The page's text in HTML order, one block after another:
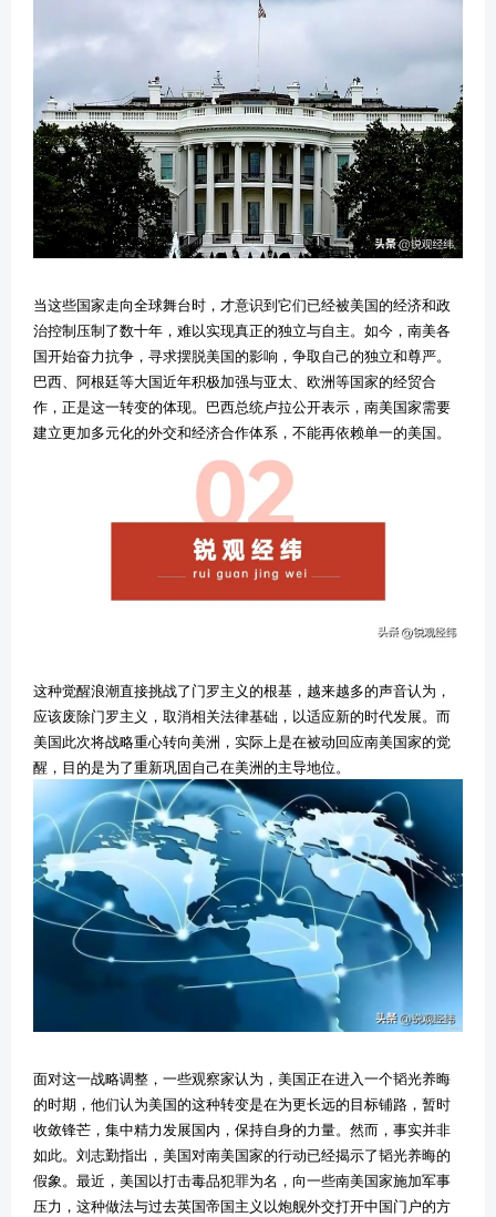
当这些国家走向全球舞台时，才意识到它们已经被美国的经济和政
治控制压制了数十年，难以实现真正的独立与自主。如今，南美各
国开始奋力抗争，寻求摆脱美国的影响，争取自己的独立和尊严。
巴西、阿根廷等大国近年积极加强与亚太、欧洲等国家的经贸合
作，正是这一转变的体现。巴西总统卢拉公开表示，南美国家需要
建立更加多元化的外交和经济合作体系，不能再依赖单一的美国。
这种觉醒浪潮直接挑战了门罗主义的根基，越来越多的声音认为，
应该废除门罗主义，取消相关法律基础，以适应新的时代发展。而
美国此次将战略重心转向美洲，实际上是在被动回应南美国家的觉
醒，目的是为了重新巩固自己在美洲的主导地位。
面对这一战略调整，一些观察家认为，美国正在进入一个韬光养晦
的时期，他们认为美国的这种转变是在为更长远的目标铺路，暂时
收敛锋芒，集中精力发展国内，保持自身的力量。然而，事实并非
如此。刘志勤指出，美国对南美国家的行动已经揭示了韬光养晦的
假象。最近，美国以打击毒品犯罪为名，向一些南美国家施加军事
压力，这种做法与过去英国帝国主义以炮舰外交打开中国门户的方